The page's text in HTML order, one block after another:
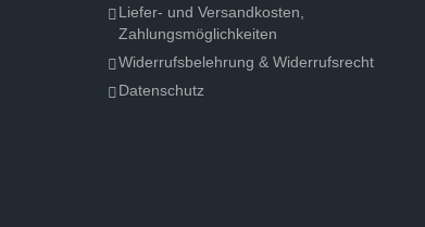
Liefer- und Versandkosten,
Zahlungsmöglichkeiten
Widerrufsbelehrung & Widerrufsrecht
Datenschutz